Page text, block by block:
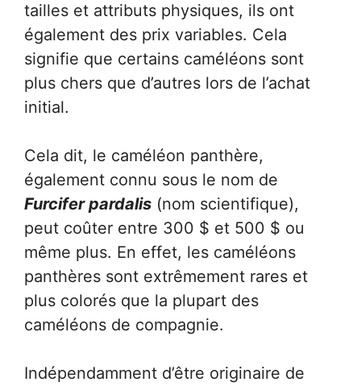
tailles et attributs physiques, ils ont
également des prix variables. Cela
signifie que certains caméléons sont
plus chers que d’autres lors de l’achat
initial.
Cela dit, le caméléon panthère,
également connu sous le nom de
Furcifer pardalis (nom scientifique),
peut coûter entre 300 $ et 500 $ ou
même plus. En effet, les caméléons
panthères sont extrêmement rares et
plus colorés que la plupart des
caméléons de compagnie.
Indépendamment d’être originaire de